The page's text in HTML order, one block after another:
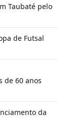
Taubaté pelo
de Futsal
de 60 anos
da